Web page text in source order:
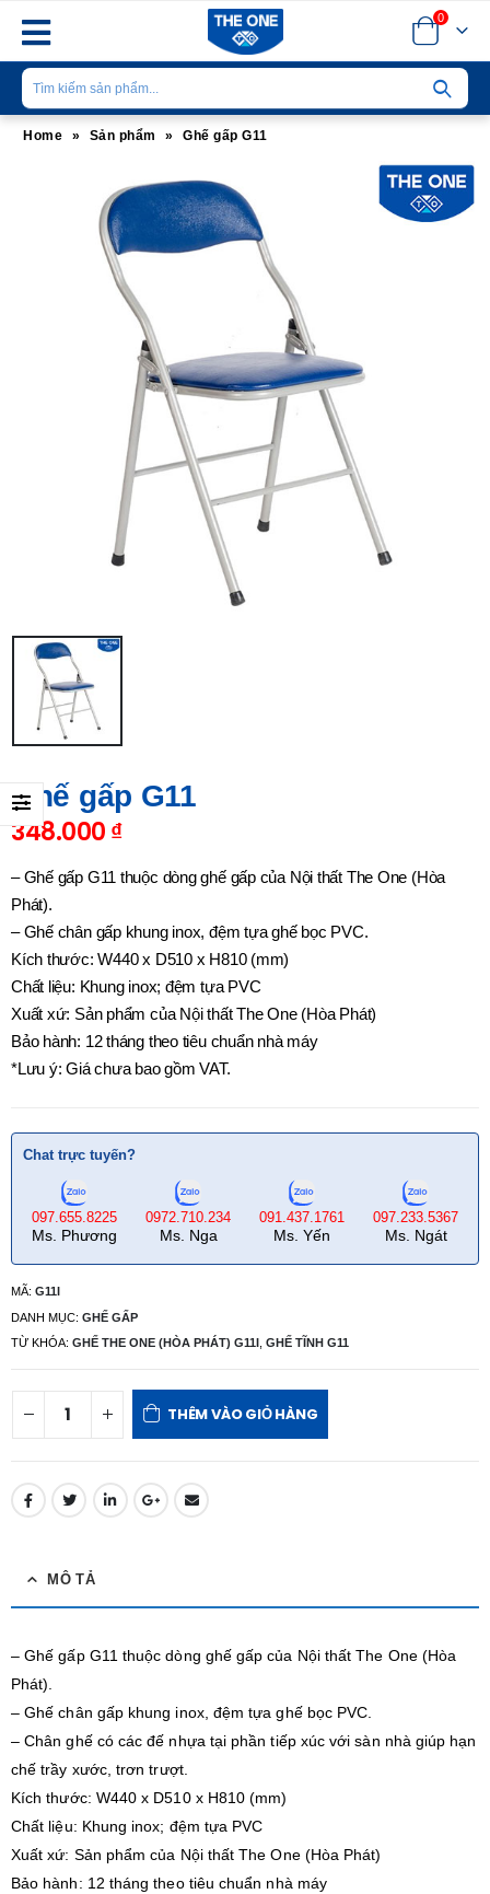
0
Home » Sản phẩm » Ghế gấp G11
Ghế gấp G11
348.000₫
– Ghế gấp G11 thuộc dòng ghế gấp của Nội thất The One (Hòa
Phát).
– Ghế chân gấp khung inox, đệm tựa ghế bọc PVC.
Kích thước: W440 x D510 x H810 (mm)
Chất liệu: Khung inox; đệm tựa PVC
Xuất xứ: Sản phẩm của Nội thất The One (Hòa Phát)
Bảo hành: 12 tháng theo tiêu chuẩn nhà máy
*Lưu ý: Giá chưa bao gồm VAT.
Chat trực tuyến?
097.655.8225
Ms. Phương
0972.710.234
Ms. Nga
091.437.1761
Ms. Yến
097.233.5367
Ms. Ngát
MÃ: G11I
DANH MỤC: GHẾ GẤP
TỪ KHÓA: GHẾ THE ONE (HÒA PHÁT) G11I GHẾ TĨNH G11
THÊM VÀO GIỎ HÀNG
MÔ TẢ
– Ghế gấp G11 thuộc dòng ghế gấp của Nội thất The One (Hòa
Phát).
– Ghế chân gấp khung inox, đệm tựa ghế bọc PVC.
– Chân ghế có các đế nhựa tại phần tiếp xúc với sàn nhà giúp hạn
chế trầy xước, trơn trượt.
Kích thước: W440 x D510 x H810 (mm)
Chất liệu: Khung inox; đệm tựa PVC
Xuất xứ: Sản phẩm của Nội thất The One (Hòa Phát)
Bảo hành: 12 tháng theo tiêu chuẩn nhà máy